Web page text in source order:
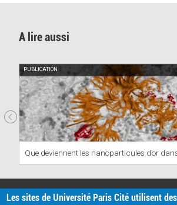
A lire aussi
PUBLICATION
Que deviennent les nanoparticules d’or
PRATIQUE
Plan d'accès
Les sites de Université Paris Cité utilisent